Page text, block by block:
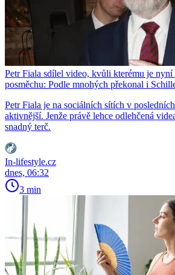
Petr Fiala sdílel video, kvůli kterému je nyní
posměchu: Podle mnohých překonal i
Petr Fiala je na sociálních sítích v
aktivnější. Jenže právě lehce odlehčená
snadný terč.
In-lifestyle.cz
dnes, 06:32
3 min